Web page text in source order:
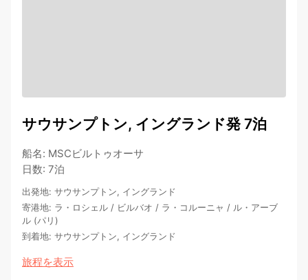
サウサンプトン, イングランド発 7泊
船名: MSCビルトゥオーサ
日数: 7泊
出発地: サウサンプトン, イングランド
寄港地: ラ・ロシェル / ビルバオ / ラ・コルーニャ / ル・アーブ
ル (パリ)
到着地: サウサンプトン, イングランド
旅程を表示